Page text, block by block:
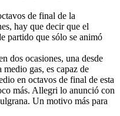
de final de la
hay que decir que el
partido que sólo se animó
dos ocasiones, una desde
gas, es capaz de
en octavos de final de esta
más. Allegri lo anunció con
Un motivo más para